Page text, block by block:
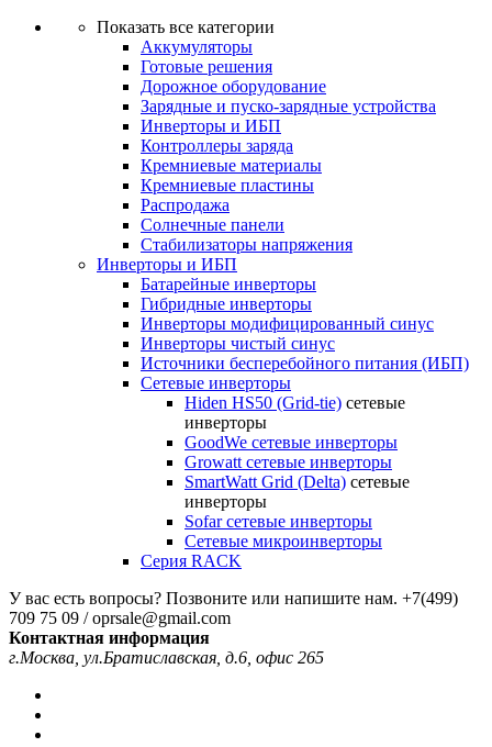
Показать все категории
Аккумуляторы
Готовые решения
Дорожное оборудование
Зарядные и пуско-зарядные устройства
Инверторы и ИБП
Контроллеры заряда
Кремниевые материалы
Кремниевые пластины
Распродажа
Солнечные панели
Стабилизаторы напряжения
Инверторы и ИБП
Батарейные инверторы
Гибридные инверторы
Инверторы модифицированный синус
Инверторы чистый синус
Источники бесперебойного питания (ИБП)
Сетевые инверторы
Hiden HS50 (Grid-tie) сетевые
инверторы
GoodWe сетевые инверторы
Growatt сетевые инверторы
SmartWatt Grid (Delta) сетевые
инверторы
Sofar сетевые инверторы
Сетевые микроинверторы
Серия RACK
У вас есть вопросы? Позвоните или напишите нам. +7(499)
709 75 09 / oprsale@gmail.com
Контактная информация
г.Москва, ул.Братиславская, д.6, офис 265